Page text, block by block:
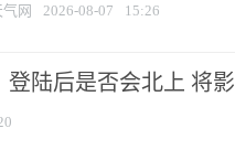
网 2026-08-07 15:26
登陆后是否会北上 将